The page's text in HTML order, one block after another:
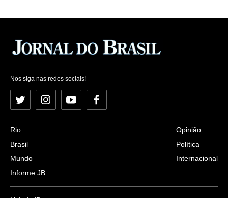
Nos siga nas redes sociais!
Twitter InstagramYouTubeFacebook
Rio
Brasil
Mundo
Informe JB
Opinião
Política
Internacional